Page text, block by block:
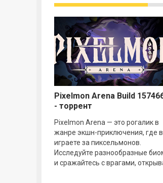
Pixelmon Arena Build
- торрент
Pixelmon Arena — это рогалик в
жанре экшн-приключения, где
играете за пиксельмонов.
Исследуйте разнообразные
и сражайтесь с врагами,